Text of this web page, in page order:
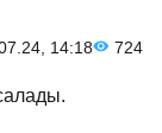
14:18 724